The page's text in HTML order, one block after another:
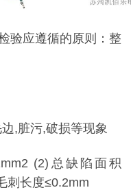
验应遵循的原则：整
,脏污,破损等现象
(2)总缺陷面积
刺长度≤0.2mm